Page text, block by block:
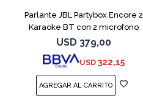
Parlante JBL Partybox Encore 2
Karaoke BT con 2 microfono
USD 379,00
USD 322,15